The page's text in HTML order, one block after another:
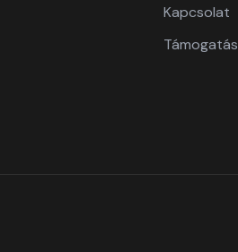
Kapcsolat
Támogatás